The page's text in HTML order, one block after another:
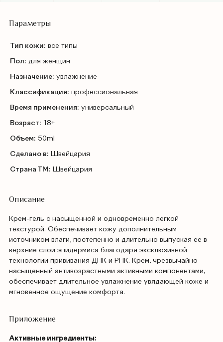
Параметры
Тип кожи: все типы
Пол: для женщин
Назначение: увлажнение
Классификация: профессиональная
Время применения: универсальный
Возраст: 18+
Объем: 50ml
Сделано в: Швейцария
Страна ТМ: Швейцария
Описание
Крем-гель с насыщенной и одновременно легкой
текстурой. Обеспечивает кожу дополнительным
источником влаги, постепенно и длительно выпуская ее в
верхние слои эпидермиса благодаря эксклюзивной
технологии прививания ДНК и РНК. Крем, чрезвычайно
насыщенный антивозрастными активными компонентами,
обеспечивает длительное увлажнение увядающей коже и
мгновенное ощущение комфорта.
Приложение
Активные ингредиенты: